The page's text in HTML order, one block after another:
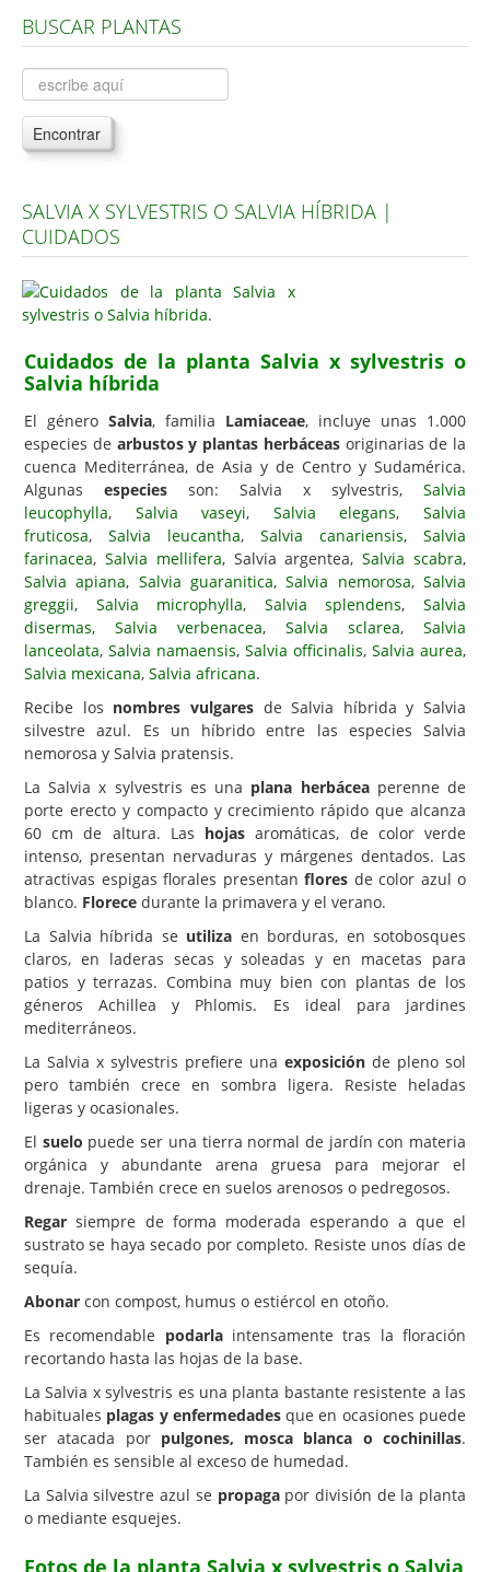
Árboles, Cicas y Palmeras de la G a la Z
Plantas Anuales y Perennes
Plantas Bulbosas y Acuáticas
Plantas de Interior
Plantas Aromáticas y de Huerto
Plantas Carnívoras y Orquídeas
Consejos
Hemisferio Sur
Enfermedades
Animales
Hongos
Carencias
Fotos
Flores y Plantas
Árboles y Palmeras
Arbustos y Trepadoras
Cactus y Suculentas
BUSCAR PLANTAS
Encontrar
SALVIA X SYLVESTRIS O SALVIA HÍBRIDA |
CUIDADOS
Cuidados de la planta Salvia x sylvestris o
Salvia híbrida
El género Salvia, familia Lamiaceae, incluye unas 1.000
especies de arbustos y plantas herbáceasoriginarias de la
cuenca Mediterránea, de Asia y de Centro y Sudamérica.
Algunas especies son: Salvia x sylvestris, Salvia
leucophylla, Salvia vaseyi, Salvia elegans,Salvia
fruticosa, Salvia leucantha, Salvia canariensis, Salvia
farinacea, Salvia mellifera, Salvia argentea,Salvia scabra,
Salvia apiana, Salvia guaranitica,Salvia nemorosa,Salvia
greggii, Salvia microphylla, Salvia splendens,Salvia
disermas, Salvia verbenacea, Salvia sclarea, Salvia
lanceolata, Salvia namaensis, Salvia officinalis, Salvia aurea,
Salvia mexicana, Salvia africana.
Recibe los nombres vulgaresde Salvia híbrida y Salvia
silvestre azul. Es un híbrido entre las especies Salvia
nemorosa y Salvia pratensis.
La Salvia x sylvestris es una plana herbáceaperenne de
porte erecto y compacto y crecimiento rápido que alcanza
60 cm de altura. Las hojas aromáticas, de color verde
intenso, presentan nervaduras y márgenes dentados. Las
atractivas espigas florales presentan flores de color azul o
blanco. Florece durante la primavera y el verano.
La Salvia híbrida se utiliza en borduras, en sotobosques
claros, en laderas secas y soleadas y en macetas para
patios y terrazas. Combina muy bien con plantas de los
géneros Achillea y Phlomis. Es ideal para jardines
mediterráneos.
La Salvia x sylvestris prefiere una exposición de pleno sol
pero también crece en sombra ligera. Resiste heladas
ligeras y ocasionales.
El suelo puede ser una tierra normal de jardín con materia
orgánica y abundante arena gruesa para mejorar el
drenaje. También crece en suelos arenosos o pedregosos.
Regar siempre de forma moderada esperando a que el
sustrato se haya secado por completo. Resiste unos días de
sequía.
Abonar con compost, humus o estiércol en otoño.
Es recomendable podarlaintensamente tras la floración
recortando hasta las hojas de la base.
La Salvia x sylvestris es una planta bastante resistente a las
habituales plagas y enfermedadesque en ocasiones puede
ser atacada por pulgones, mosca blanca o cochinillas.
También es sensible al exceso de humedad.
La Salvia silvestre azul se propagapor división de la planta
o mediante esquejes.
Fotos de la planta Salvia x sylvestris o Salvia